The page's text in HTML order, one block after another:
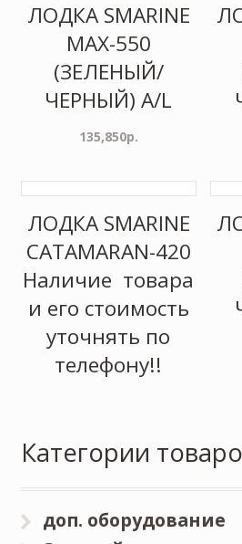
ЛОДКА SMARINE
MAX-550
(ЗЕЛЕНЫЙ/
ЧЕРНЫЙ) A/L
135,850р.
ЛОДКА SMARINE
CATAMARAN-420
Наличие товара
и его стоимость
уточнять по
телефону!!
Категории
доп. оборудование